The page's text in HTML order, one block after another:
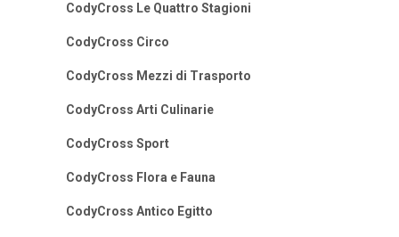
CodyCross Le Quattro Stagioni
CodyCross Circo
CodyCross Mezzi di Trasporto
CodyCross Arti Culinarie
CodyCross Sport
CodyCross Flora e Fauna
CodyCross Antico Egitto